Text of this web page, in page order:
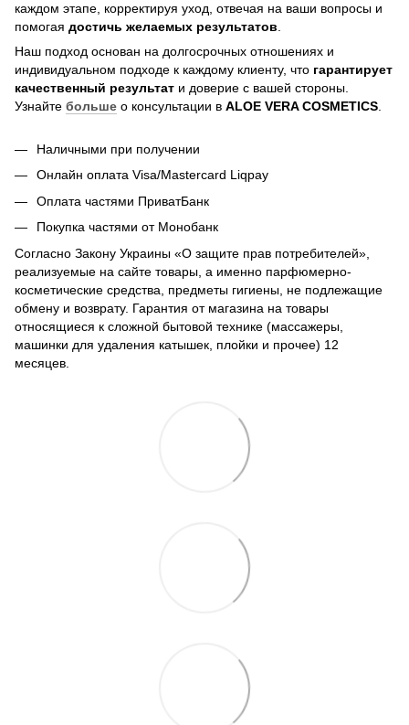
каждом этапе, корректируя уход, отвечая на ваши вопросы и
помогая достичь желаемых результатов
Наш подход основан на долгосрочных отношениях и
индивидуальном подходе к каждому клиенту, что гарантирует
качественный результат и доверие с вашей стороны.
Узнайте больше о консультации в ALOE VERA COSMETICS
Наличными при получении
Онлайн оплата Visa/Mastercard Liqpay
Оплата частями ПриватБанк
Покупка частями от Монобанк
Согласно Закону Украины «О защите прав потребителей»,
реализуемые на сайте товары, а именно парфюмерно-
косметические средства, предметы гигиены, не подлежащие
обмену и возврату. Гарантия от магазина на товары
относящиеся к сложной бытовой технике (массажеры,
машинки для удаления катышек, плойки и прочее) 12
месяцев.